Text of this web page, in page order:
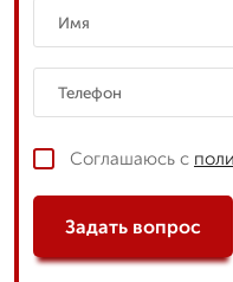
Соглашаюсь с
Задать вопрос